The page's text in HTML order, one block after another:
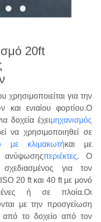
20ft
χρησιμοποιείται για την
και ενιαίου φορτίου.Ο
δοχεία έχειμηχανισμός
να χρησιμοποιηθεί σε
με κλιμακωτήκαι με
ανύψωσηςπεριέκτες.
Ο
σχεδιασμένος για τον
20 ft και 40 ft με μονό
ή σε πλοία.Οι
με την προσγείωση
από το δοχείο από τον